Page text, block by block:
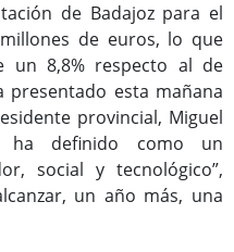
de Badajoz para el
de euros, lo que
un 8,8% respecto al de
presentado esta mañana
provincial, Miguel
ha definido como un
social y tecnológico”,
un año más, una